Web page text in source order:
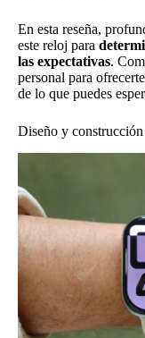
En esta reseña,
este reloj para
las expectativas.
personal para
de lo que puedes
Diseño y